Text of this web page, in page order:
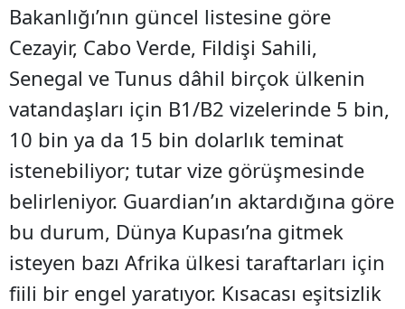
Bakanlığı’nın güncel listesine göre
Cezayir, Cabo Verde, Fildişi Sahili,
Senegal ve Tunus dâhil birçok ülkenin
vatandaşları için B1/B2 vizelerinde 5 bin,
10 bin ya da 15 bin dolarlık teminat
istenebiliyor; tutar vize görüşmesinde
belirleniyor. Guardian’ın aktardığına göre
bu durum, Dünya Kupası’na gitmek
isteyen bazı Afrika ülkesi taraftarları için
fiili bir engel yaratıyor. Kısacası eşitsizlik